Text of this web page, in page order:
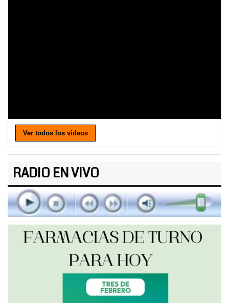
Ver todos los videos
RADIO EN VIVO